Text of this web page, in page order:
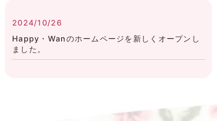
2024/10/26
Happy・Wanのホームページを新しくオープンし
ました。